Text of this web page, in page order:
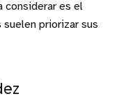
considerar es el
priorizar sus